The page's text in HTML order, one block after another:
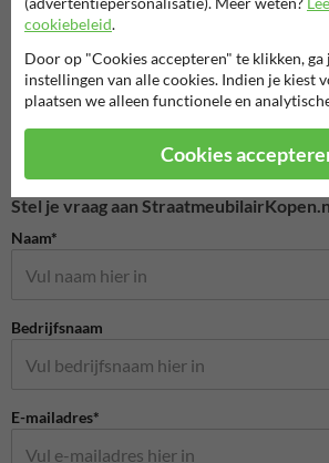
Fietsbeugels
Park-
Stel je vraag aan
Naam*
Bedrijfsnaam
E-mailadres*
cookiebeleid.
Door op "Cookies accepteren" te klikken, ga
instellingen van alle cookies. Indien je kiest
plaatsen we alleen functionele en
Cookies